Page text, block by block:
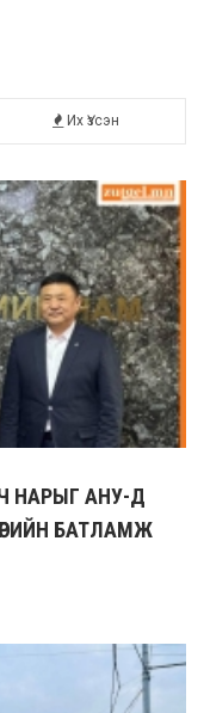
Их Үзсэн
НАРЫГ АНУ-Д
БАТЛАМЖ